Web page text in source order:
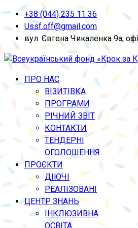
+38 (044) 235 11 36
Ussf.off@gmail.com
вул. Євгена Чикаленка 9а,
ПРО НАС
ВІЗИТІВКА
ПРОГРАМИ
РІЧНИЙ ЗВІТ
КОНТАКТИ
ТЕНДЕРНІ
ОГОЛОШЕННЯ
ПРОЄКТИ
ДІЮЧІ
РЕАЛІЗОВАНІ
ЦЕНТР ЗНАНЬ
ІНКЛЮЗИВНА
ОСВІТА